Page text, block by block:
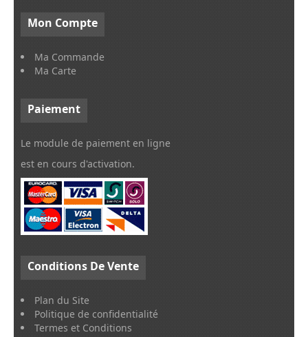
Mon Compte
Ma Commande
Ma Carte
Paiement
Le module de paiement en ligne
est en cours d'activation.
Conditions De Vente
Plan du Site
Politique de confidentialité
Termes et Conditions